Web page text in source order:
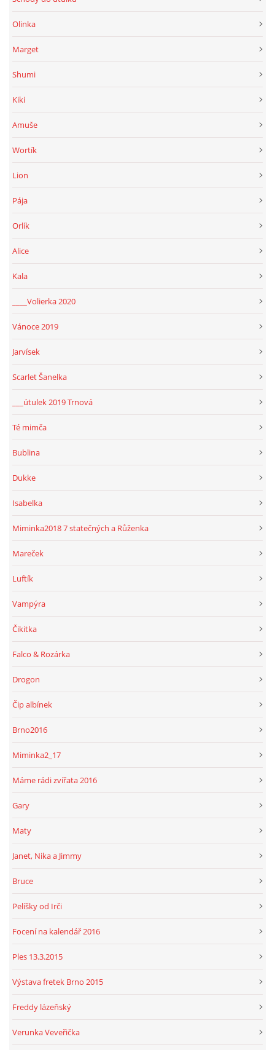
Olinka
Marget
Shumi
Kiki
Amuše
Wortík
Lion
Pája
Orlík
Alice
Kala
____Volierka 2020
Vánoce 2019
Jarvísek
Scarlet Šanelka
___útulek 2019 Trnová
Té mimča
Bublina
Dukke
Isabelka
Miminka2018 7 statečných a Růženka
Mareček
Luftík
Vampýra
Čikitka
Falco & Rozárka
Drogon
Čip albínek
Brno2016
Miminka2_17
Máme rádi zvířata 2016
Gary
Maty
Janet, Nika a Jimmy
Bruce
Pelíšky od Irči
Focení na kalendář 2016
Ples 13.3.2015
Výstava fretek Brno 2015
Freddy lázeňský
Verunka Veveřička